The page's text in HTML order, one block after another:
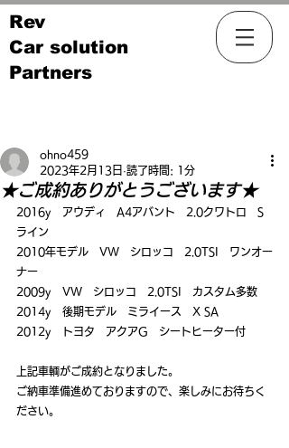
Rev
Car solution
Partners
★ご成約ありがとうございます★
ohno459
2023年2月13日 読了時間: 1分
2016y　アウディ　A4アバント　2.0クワトロ　S
ライン
2010年モデル　VW　シロッコ　2.0TSI　ワンオー
ナー
2009y　VW　シロッコ　2.0TSI　カスタム多数
2014y　後期モデル　ミライース　X SA
2012y　トヨタ　アクアG　シートヒーター付
上記車輌がご成約となりました。
ご納車準備進めておりますので、楽しみにお待ちく
ださい。